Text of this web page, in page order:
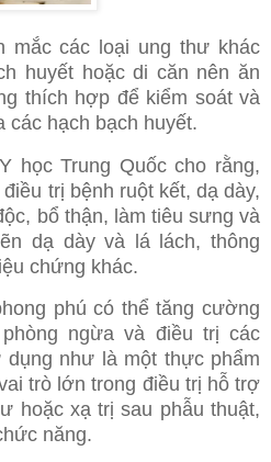
mắc các loại ung thư khác
huyết hoặc di căn nên ăn
thích hợp để kiểm soát và
các hạch bạch huyết.
học Trung Quốc cho rằng,
trị bệnh ruột kết, dạ dày,
bổ thận, làm tiêu sưng và
dạ dày và lá lách, thông
chứng khác.
phú có thể tăng cường
ngừa và điều trị các
như là một thực phẩm
trò lớn trong điều trị hỗ trợ
hoặc xạ trị sau phẫu thuật,
năng.